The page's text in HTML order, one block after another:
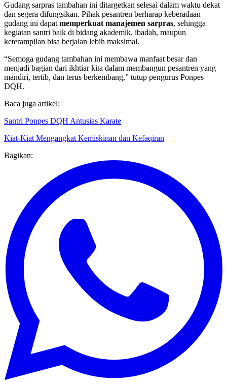
Gudang sarpras tambahan ini ditargetkan selesai dalam waktu dekat
dan segera difungsikan. Pihak pesantren berharap keberadaan
gudang ini dapatmemperkuat manajemen sarpras, sehingga
kegiatan santri baik di bidang akademik, ibadah, maupun
“Semoga gudang tambahan ini membawa manfaat besar dan
menjadi bagian dari ikhtiar kita dalam membangun pesantren yang
mandiri, tertib, dan terus berkembang,” tutup pengurus Ponpes